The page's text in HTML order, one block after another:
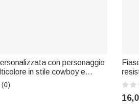
con personaggio
in stile cowboy e
nome e anno; decorazioni a
abbigliamento quotidiano;
per gli amanti dei ca
(0)